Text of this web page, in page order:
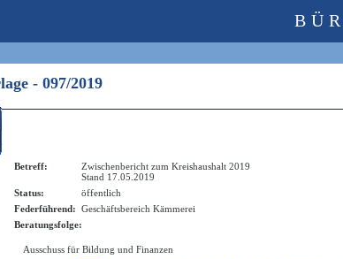
- 097/2019
Betreff:
Zwischenbericht zum Kreishaushalt 2019
Stand 17.05.2019
Status:
öffentlich
Federführend: Geschäftsbereich Kämmerei
Beratungsfolge:
Ausschuss für Bildung und Finanzen